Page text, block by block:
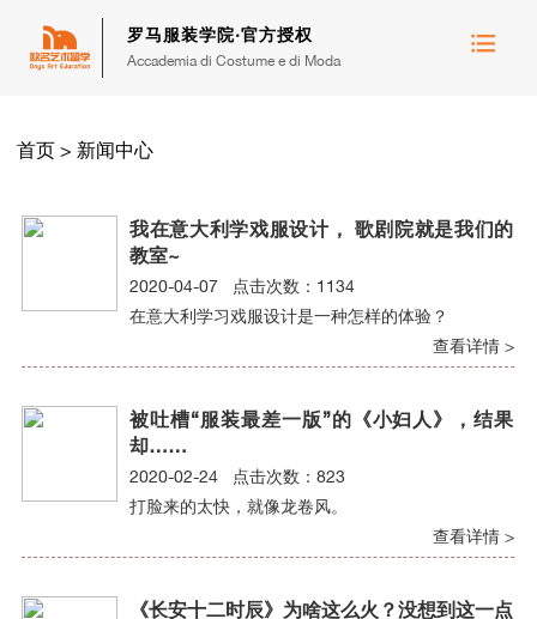
罗马服装学院·官方授权
Accademia di Costume e di Moda
首页 > 新闻中心
我在意大利学戏服设计， 歌剧院就是我们的
教室~
2020-04-07 点击次数：1134
在意大利学习戏服设计是一种怎样的体验？
查看详情 >
被吐槽“服装最差一版”的《小妇人》，结果
却……
2020-02-24 点击次数：823
打脸来的太快，就像龙卷风。
查看详情 >
《长安十二时辰》为啥这么火？没想到这一点